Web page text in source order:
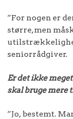
”For nogen er
større, men
seniorrådgiver.
Er det ikke
skal bruge mere
”Jo, bestemt.